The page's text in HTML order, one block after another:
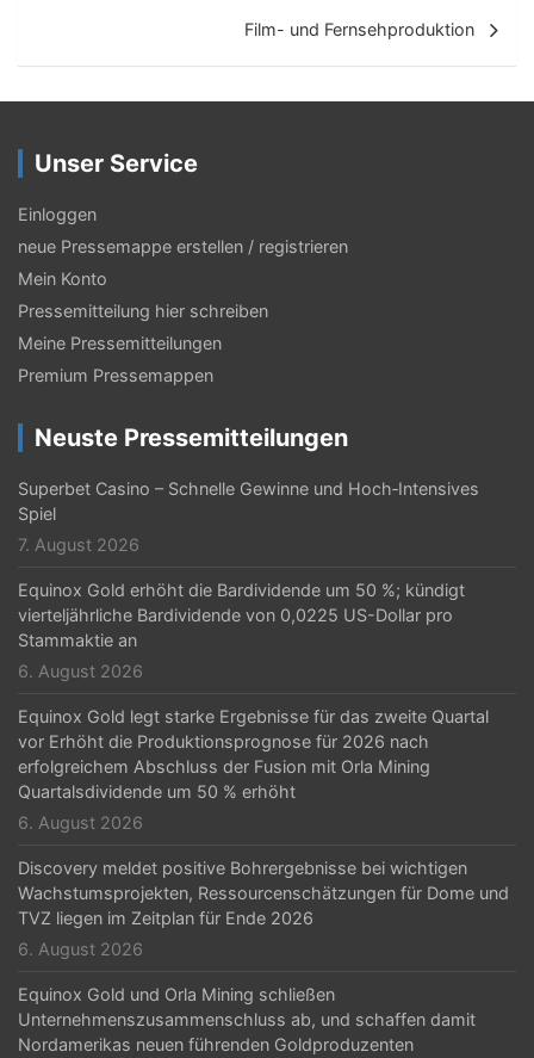
a
s
-
N
a
v
i
g
a
t
i
o
n
Film- und Fernsehproduktion
Unser Service
Einloggen
neue Pressemappe erstellen / registrieren
Mein Konto
Pressemitteilung hier schreiben
Meine Pressemitteilungen
Premium Pressemappen
Neuste Pressemitteilungen
Superbet Casino – Schnelle Gewinne und Hoch‑Intensives
Spiel
7. August 2026
Equinox Gold erhöht die Bardividende um 50 %; kündigt
vierteljährliche Bardividende von 0,0225 US-Dollar pro
Stammaktie an
6. August 2026
Equinox Gold legt starke Ergebnisse für das zweite Quartal
vor Erhöht die Produktionsprognose für 2026 nach
erfolgreichem Abschluss der Fusion mit Orla Mining
Quartalsdividende um 50 % erhöht
6. August 2026
Discovery meldet positive Bohrergebnisse bei wichtigen
Wachstumsprojekten, Ressourcenschätzungen für Dome und
TVZ liegen im Zeitplan für Ende 2026
6. August 2026
Equinox Gold und Orla Mining schließen
Unternehmenszusammenschluss ab, und schaffen damit
Nordamerikas neuen führenden Goldproduzenten